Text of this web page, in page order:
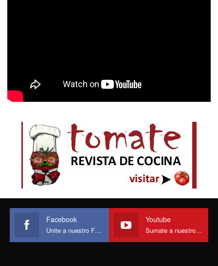
Facebook
Unite a nuestro Face
Youtube
Sumate a nuestro canal